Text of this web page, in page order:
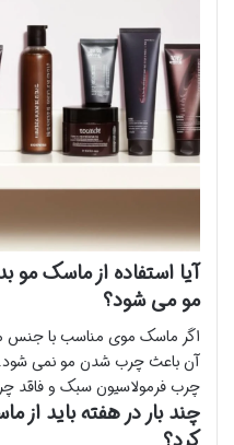
آیا استفاده از ماسک
مو می شود؟
اگر ماسک موی مناسب با جنس
آن باعث چرب شدن مو نمی
چرب فرمولاسیون سبک و فاقد
چند بار در هفته باید